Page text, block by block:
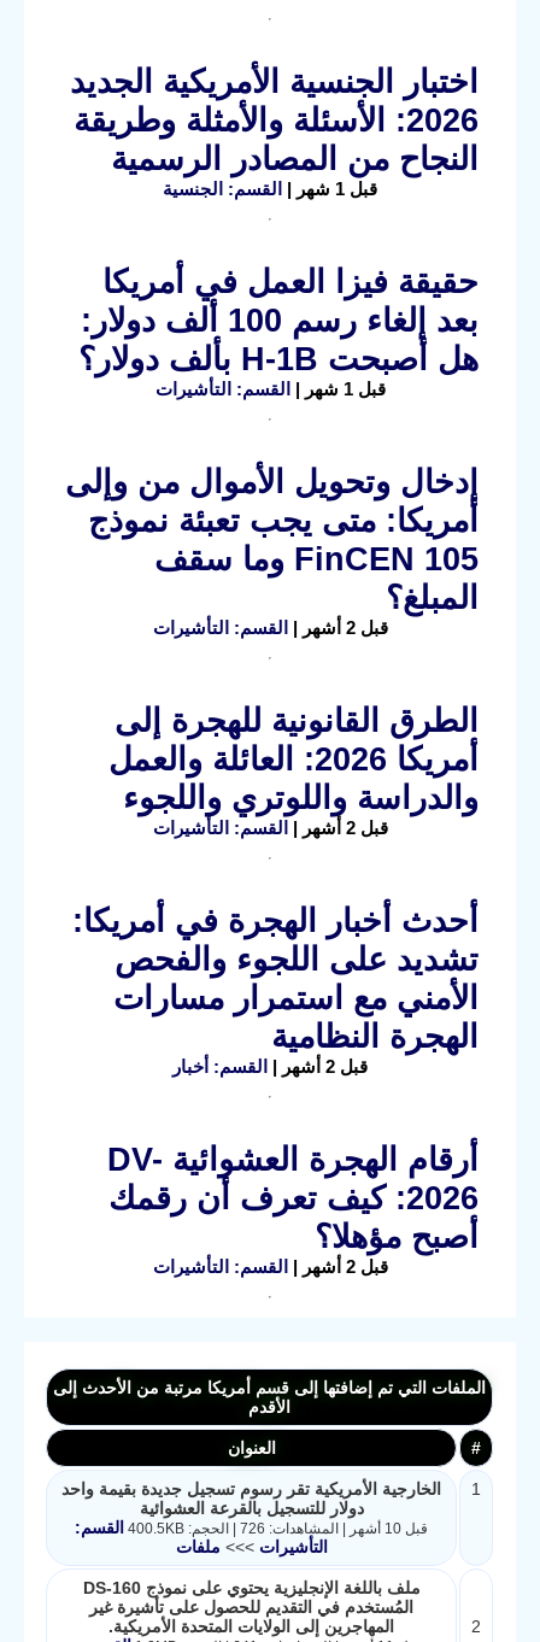
اختبار الجنسية الأمريكية الجديد
2026: الأسئلة والأمثلة وطريقة
النجاح من المصادر الرسمية
قبل 1 شهر | القسم: الجنسية
حقيقة فيزا العمل في أمريكا
بعد إلغاء رسم 100 ألف دولار:
هل أصبحت H-1B بألف دولار؟
قبل 1 شهر | القسم: التأشيرات
إدخال وتحويل الأموال من وإلى
أمريكا: متى يجب تعبئة نموذج
FinCEN 105 وما سقف
المبلغ؟
قبل 2 أشهر | القسم: التأشيرات
الطرق القانونية للهجرة إلى
أمريكا 2026: العائلة والعمل
والدراسة واللوتري واللجوء
قبل 2 أشهر | القسم: التأشيرات
أحدث أخبار الهجرة في أمريكا:
تشديد على اللجوء والفحص
الأمني مع استمرار مسارات
الهجرة النظامية
قبل 2 أشهر | القسم: أخبار
أرقام الهجرة العشوائية DV-
2026: كيف تعرف أن رقمك
أصبح مؤهلا؟
قبل 2 أشهر | القسم: التأشيرات
الملفات التي تم إضافتها إلى قسم أمريكا مرتبة من الأحدث إلى
الأقدم
# العنوان
1
الخارجية الأمريكية تقر رسوم تسجيل جديدة بقيمة واحد
دولار للتسجيل بالقرعة العشوائية
قبل 10 أشهر | المشاهدات: 726 | الحجم: 400.5KB
القسم:
التأشيرات>>> ملفات
2
ملف باللغة الإنجليزية يحتوي على نموذج DS-160
المُستخدم في التقديم للحصول على تأشيرة غير
المهاجرين إلى الولايات المتحدة الأمريكية.